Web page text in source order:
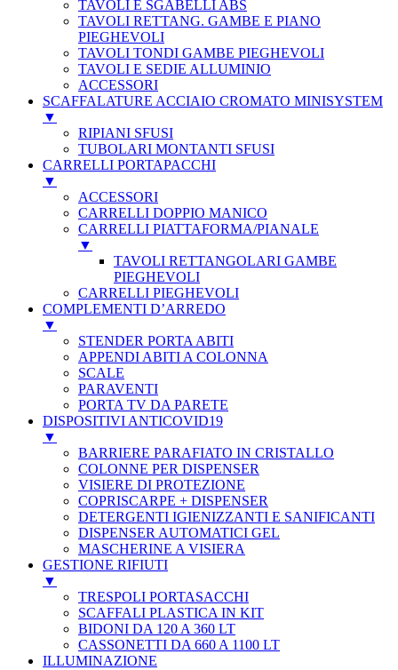
TAVOLI E SGABELLI ABS
TAVOLI RETTANG. GAMBE E PIANO
PIEGHEVOLI
TAVOLI TONDI GAMBE PIEGHEVOLI
TAVOLI E SEDIE ALLUMINIO
ACCESSORI
SCAFFALATURE ACCIAIO CROMATO MINISYSTEM
▼
RIPIANI SFUSI
TUBOLARI MONTANTI SFUSI
CARRELLI PORTAPACCHI
▼
ACCESSORI
CARRELLI DOPPIO MANICO
CARRELLI PIATTAFORMA/PIANALE
▼
TAVOLI RETTANGOLARI GAMBE
PIEGHEVOLI
CARRELLI PIEGHEVOLI
COMPLEMENTI D’ARREDO
▼
STENDER PORTA ABITI
APPENDI ABITI A COLONNA
SCALE
PARAVENTI
PORTA TV DA PARETE
DISPOSITIVI ANTICOVID19
▼
BARRIERE PARAFIATO IN CRISTALLO
COLONNE PER DISPENSER
VISIERE DI PROTEZIONE
COPRISCARPE + DISPENSER
DETERGENTI IGIENIZZANTI E SANIFICANTI
DISPENSER AUTOMATICI GEL
MASCHERINE A VISIERA
GESTIONE RIFIUTI
▼
TRESPOLI PORTASACCHI
SCAFFALI PLASTICA IN KIT
BIDONI DA 120 A 360 LT
CASSONETTI DA 660 A 1100 LT
ILLUMINAZIONE